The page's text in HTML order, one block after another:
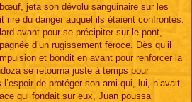
jeta son dévolu sanguinaire sur les
rire du danger auquel ils étaient confrontés.
avant pour se précipiter sur le pont,
d’un rugissement féroce. Dès qu’il
et bondit en avant pour renforcer la
se retourna juste à temps pour
l’espoir de protéger son ami qui, lui, n’avait
qui fondait sur eux, Juan poussa